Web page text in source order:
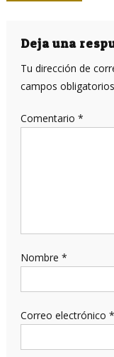
entradas
Deja una
Tu dirección de
campos
Comentario *
Nombre *
Correo electrónico *